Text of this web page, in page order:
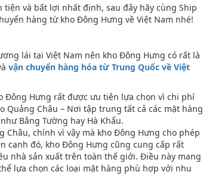
và bất lợi nhất định, sau đây hãy cùng Ship
hàng từ kho Đông Hưng về Việt Nam nhé!
lái tại Việt Nam nên kho Đông Hưng có rất là
vận chuyển hàng hóa từ Trung Quốc về Việt
Đông Hưng rất được ưu tiên lựa chọn vì chi phí
Quảng Châu – Nơi tập trung tất cả các mặt hàng
Bằng Tường hay Hà Khẩu.
Châu, chính vì vậy mà kho Đông Hưng cho phép
cạnh đó, kho Đông Hưng cũng cung cấp rất
nhà sản xuất trên toàn thế giới. Điều này mang
lựa chọn các loại mặt hàng phù hợp với nhu